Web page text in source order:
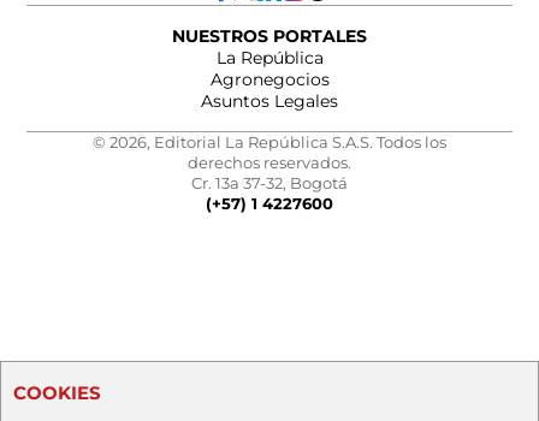
NUESTROS PORTALES
La República
Agronegocios
Asuntos Legales
© 2026, Editorial La República S.A.S. Todos los
derechos reservados.
Cr. 13a 37-32, Bogotá
(+57) 1 4227600
COOKIES